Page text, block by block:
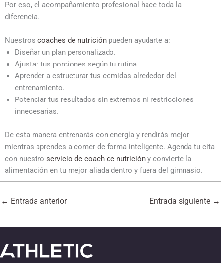
Por eso, el acompañamiento profesional hace toda la
diferencia.
Nuestros coaches de nutrición pueden ayudarte a:
Diseñar un plan personalizado.
Ajustar tus porciones según tu rutina.
Aprender a estructurar tus comidas alrededor del
entrenamiento.
Potenciar tus resultados sin extremos ni restricciones
innecesarias.
De esta manera entrenarás con energía y rendirás mejor
mientras aprendes a comer de forma inteligente. Agenda tu cita
con nuestro servicio de coach de nutrición y convierte la
alimentación en tu mejor aliada dentro y fuera del gimnasio.
← Entrada anterior Entrada siguiente →